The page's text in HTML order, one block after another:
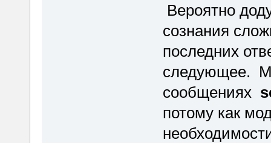
Вероятно
сознания
последних
следующее.
сообщениях
потому как